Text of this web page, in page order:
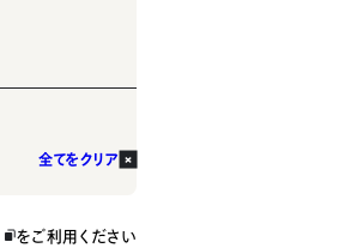
全てをクリア
をご利用ください